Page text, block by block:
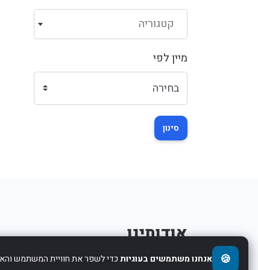
קטגוריה
מיין לפי
סינון
אודותינו
🍪 אנחנו משתמשים בעוגיותכדי לשפר את חוויית המשתמש